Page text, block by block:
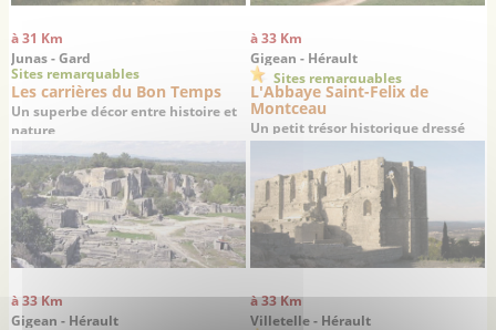
à 31 Km
Junas - Gard
Sites remarquables
Les carrières du Bon Temps
Un superbe décor entre histoire et
nature
à 33 Km
Gigean - Hérault
Sites remarquables
L'Abbaye Saint-Felix de
Montceau
Un petit trésor historique dressé
sur un promontoire offrant une
superbe vue sur la plaine de
Gigean
à 33 Km
Gigean - Hérault
à 33 Km
Villetelle - Hérault